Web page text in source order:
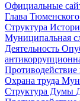
Официальные
Глава Тюменского
Структура
Муниципальная
Деятельность
Противодействие
Охрана труда
Структура Думы